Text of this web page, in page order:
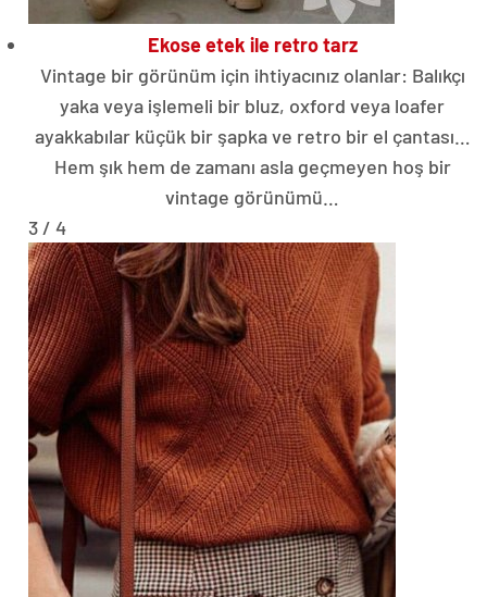
Ekose etek ile retro tarz
Vintage bir görünüm için ihtiyacınız olanlar: Balıkçı
yaka veya işlemeli bir bluz, oxford veya loafer
ayakkabılar küçük bir şapka ve retro bir el çantası…
Hem şık hem de zamanı asla geçmeyen hoş bir
vintage görünümü…
3 / 4